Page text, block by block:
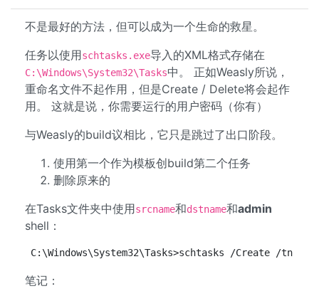
不是最好的方法，但可以成为一个生命的救星。
任务以使用schtasks.exe导入的XML格式存储在
C:\Windows\System32\Tasks中。 正如Weasly所说，
重命名文件不起作用，但是Create / Delete将会起作
用。 这就是说，你需要运行的用户密码（你有）
与Weasly的build议相比，它只是跳过了出口阶段。
使用第一个作为模板创build第二个任务
删除原来的
在Tasks文件夹中使用srcname和dstname和admin
shell：
C:\Windows\System32\Tasks>schtasks /Create /tn
笔记：